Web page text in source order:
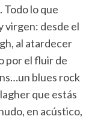
Todo lo que
virgen: desde el
al atardecer
por el fluir de
blues rock
que estás
en acústico,